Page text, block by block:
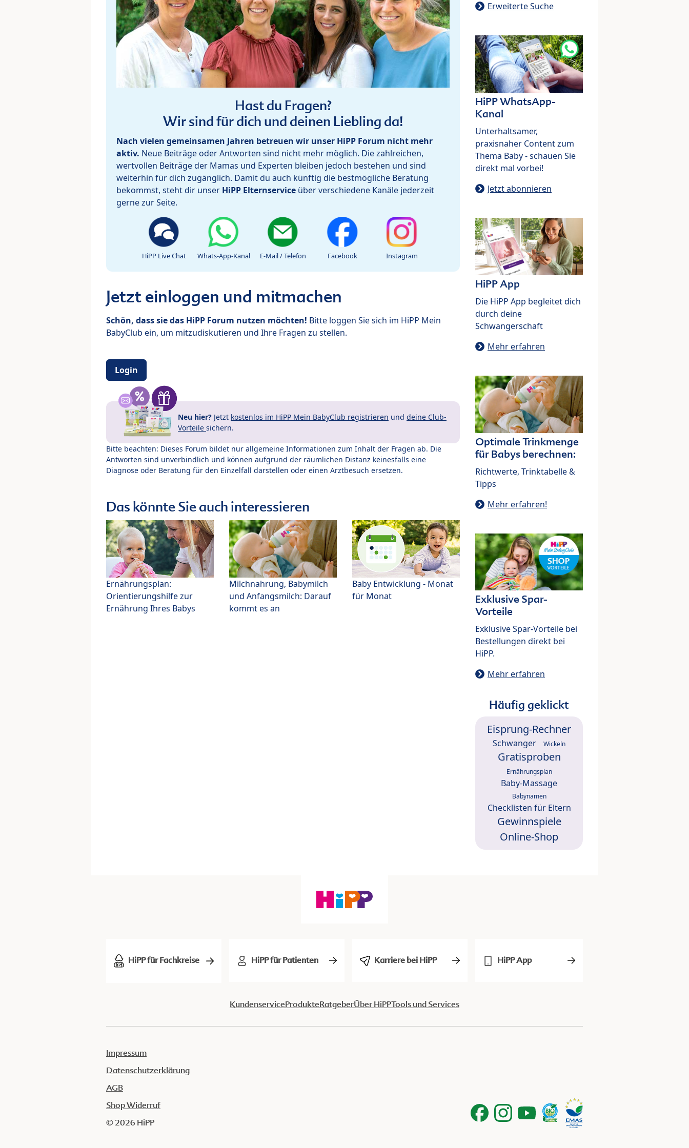
Hast du Fragen?
Wir sind für dich und deinen Liebling da!
Nach vielen gemeinsamen Jahren betreuen wir unser HiPP Forum nicht mehr
aktiv. Neue Beiträge oder Antworten sind nicht mehr möglich. Die zahlreichen,
wertvollen Beiträge der Mamas und Experten bleiben jedoch bestehen und sind
weiterhin für dich zugänglich. Damit du auch künftig die bestmögliche Beratung
bekommst, steht dir unser HiPP Elternservice über verschiedene Kanäle jederzeit
gerne zur Seite.
HiPP Live Chat Whats-App-Kanal E-Mail / Telefon Facebook Instagram
Jetzt einloggen und mitmachen
Schön, dass sie das HiPP Forum nutzen möchten! Bitte loggen Sie sich im HiPP Mein
BabyClub ein, um mitzudiskutieren und Ihre Fragen zu stellen.
Login
Neu hier? Jetzt kostenlos im HiPP Mein BabyClub registrieren und deine Club-
Vorteile sichern.
Bitte beachten: Dieses Forum bildet nur allgemeine Informationen zum Inhalt der Fragen ab. Die
Antworten sind unverbindlich und können aufgrund der räumlichen Distanz keinesfalls eine
Diagnose oder Beratung für den Einzelfall darstellen oder einen Arztbesuch ersetzen.
Das könnte Sie auch interessieren
Ernährungsplan:
Orientierungshilfe zur
Ernährung Ihres Babys
Milchnahrung, Babymilch
und Anfangsmilch: Darauf
kommt es an
Baby Entwicklung - Monat
für Monat
Erweiterte Suche
HiPP WhatsApp-
Kanal
Unterhaltsamer,
praxisnaher Content zum
Thema Baby - schauen Sie
direkt mal vorbei!
Jetzt abonnieren
HiPP App
Die HiPP App begleitet dich
durch deine
Schwangerschaft
Mehr erfahren
Optimale Trinkmenge
für Babys berechnen:
Richtwerte, Trinktabelle &
Tipps
Mehr erfahren!
Exklusive Spar-
Vorteile
Exklusive Spar-Vorteile bei
Bestellungen direkt bei
HiPP.
Mehr erfahren
Häufig geklickt
Eisprung-Rechner
Schwanger Wickeln
Gratisproben
Ernährungsplan
Baby-Massage
Babynamen
Checklisten für Eltern
Gewinnspiele
Online-Shop
HiPP für Fachkreise HiPP für Patienten Karriere bei HiPP HiPP App
KundenserviceProdukteRatgeberÜber HiPPTools und Services
Impressum
Datenschutzerklärung
AGB
Shop Widerruf
© 2026 HiPP